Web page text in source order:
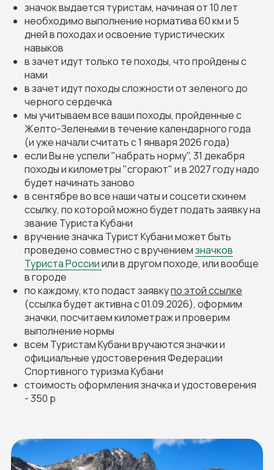
значок выдается туристам, начиная от 10 лет
необходимо выполнение норматива 60 км и 5
дней в походах и освоение туристических
навыков
в зачет идут только те походы, что пройдены с
нами
в зачет идут походы сложности от зеленого до
черного сердечка
мы учитываем все ваши походы, пройденные с
Желто-Зелеными в течение календарного года
(и уже начали считать с 1 января 2026 года)
если Вы не успели "набрать норму", 31 декабря
походы и километры "сгорают" и в 2027 году надо
будет начинать заново
в сентябре во все наши чаты и соцсети скинем
ссылку, по которой можно будет подать заявку на
звание Туриста Кубани
вручение значка Турист Кубани может быть
проведено совместно с вручениемзначков
Туриста Россииили в другом походе, или вообще
в городе
по каждому, кто подаст заявкупо этой ссылке
(ссылка будет активна c 01.09.2026), оформим
значки, посчитаем километраж и проверим
выполнение нормы
всем Туристам Кубани вручаются значки и
официальные удостоверения Федерации
Спортивного туризма Кубани
стоимость оформления значка и удостоверения
- 350 р